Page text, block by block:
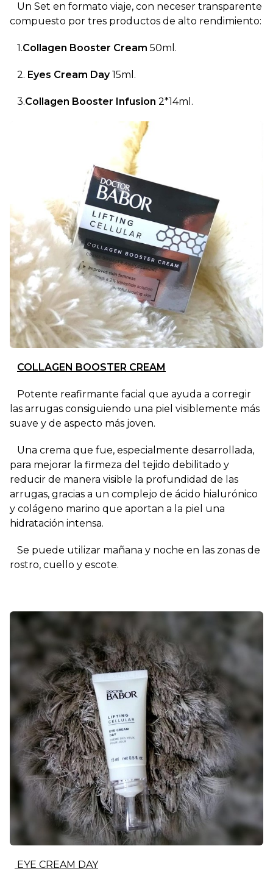
Un Set en formato viaje, con neceser transparente
compuesto por tres productos de alto rendimiento:
1.Collagen Booster Cream 50ml.
2. Eyes Cream Day15ml.
3.Collagen Booster Infusion 2*14ml.
COLLAGEN BOOSTER CREAM
Potente reafirmante facial que ayuda a corregir
las arrugas consiguiendo una piel visiblemente más
suave y de aspecto más joven.
Una crema que fue, especialmente desarrollada,
para mejorar la firmeza del tejido debilitado y
reducir de manera visible la profundidad de las
arrugas, gracias a un complejo de ácido hialurónico
y colágeno marino que aportan a la piel una
hidratación intensa.
Se puede utilizar mañana y noche en las zonas de
rostro, cuello y escote.
EYE CREAM DAY